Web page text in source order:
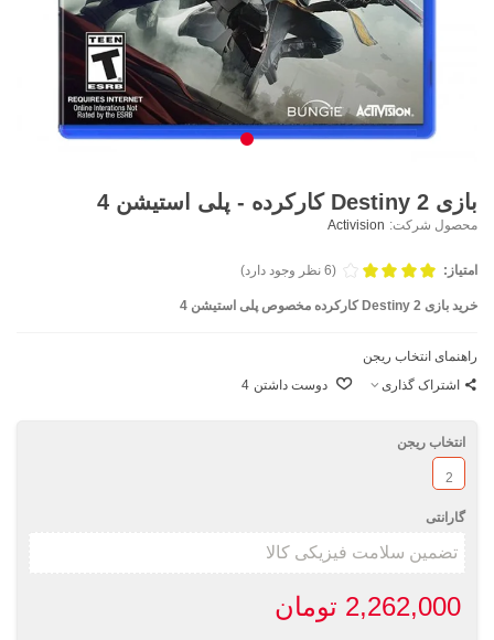
بازی Destiny 2 کارکرده - پلی استیشن 4
محصول شرکت: Activision
امتیاز: (6 نظر وجود دارد)
خرید بازی Destiny 2 کارکرده مخصوص پلی استیشن 4
راهنمای انتخاب ریجن
اشتراک گذاری
دوست داشتن 4
انتخاب ریجن
2
گارانتی
2,262,000 تومان